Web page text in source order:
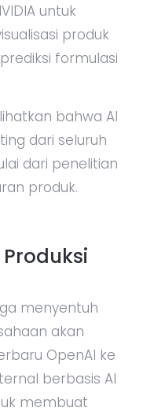
untuk
produk
formulasi
bahwa AI
dari seluruh
dari penelitian
produk.
menyentuh
akan
OpenAI ke
berbasis AI
membuat